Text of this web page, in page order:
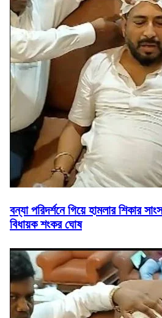
বন্যা পরিদর্শনে গিয়ে হামলার শিকার
বিধায়ক শংকর ঘোষ